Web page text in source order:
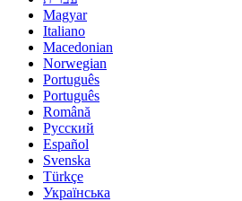
Magyar
Italiano
Macedonian
Norwegian
Português
Português
Română
Русский
Español
Svenska
Türkçe
Українська